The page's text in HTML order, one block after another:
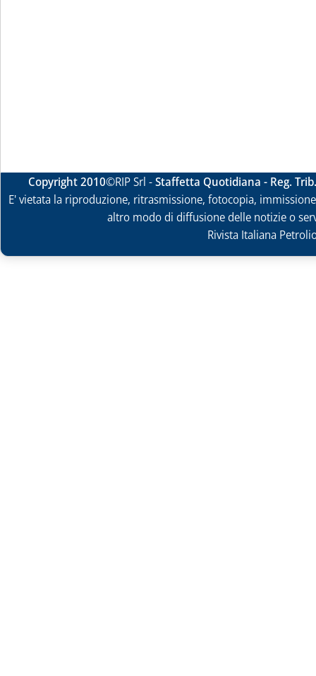
Copyright 2010©RIP Srl -Staffetta Quotidiana - Reg.
E' vietata la riproduzione, ritrasmissione, fotocopia,
altro modo di diffusione delle notizie o
Rivista Italiana